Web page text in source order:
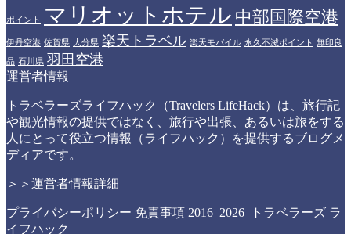
ポイント マリオットホテル 中部国際空港
伊丹空港 佐賀県 大分県 楽天トラベル 楽天モバイル 永久不滅ポイント 無印良
品 石川県 羽田空港
運営者情報
トラベラーズライフハック（Travelers LifeHack）は、旅行記
や観光情報の提供ではなく、旅行や出張、あるいは旅をする
人にとって役立つ情報（ライフハック）を提供するブログメ
ディアです。
＞＞ 運営者情報詳細
プライバシーポリシー 免責事項 2016–2026 トラベラーズ ラ
イフハック